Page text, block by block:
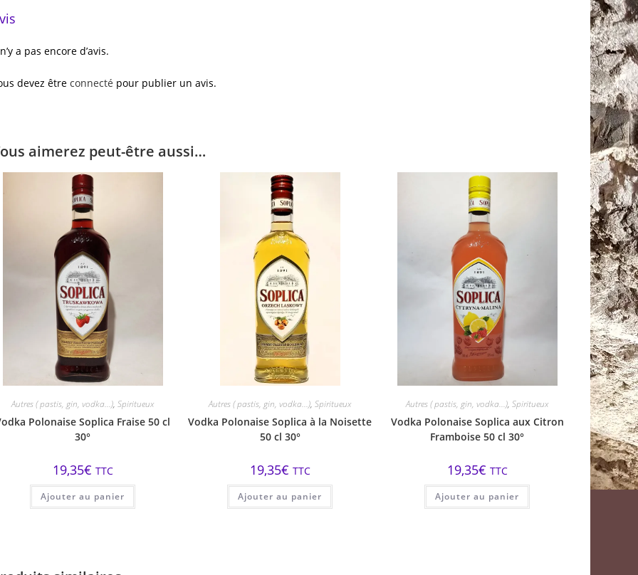
a pas encore d’avis.
devez être connecté pour publier un avis.
aimerez peut-être aussi…
Autres ( pastis, gin, vodka...),Spiritueux
Polonaise Soplica Fraise 50 cl
30°
19,35€ TTC
Ajouter au panier
Autres ( pastis, gin, vodka...),Spiritueux
Vodka Polonaise Soplica à la Noisette
50 cl 30°
19,35€ TTC
Ajouter au panier
Autres ( pastis, gin, vodka...),Spiritueux
Vodka Polonaise Soplica aux Citron
Framboise 50 cl 30°
19,35€ TTC
Ajouter au panier